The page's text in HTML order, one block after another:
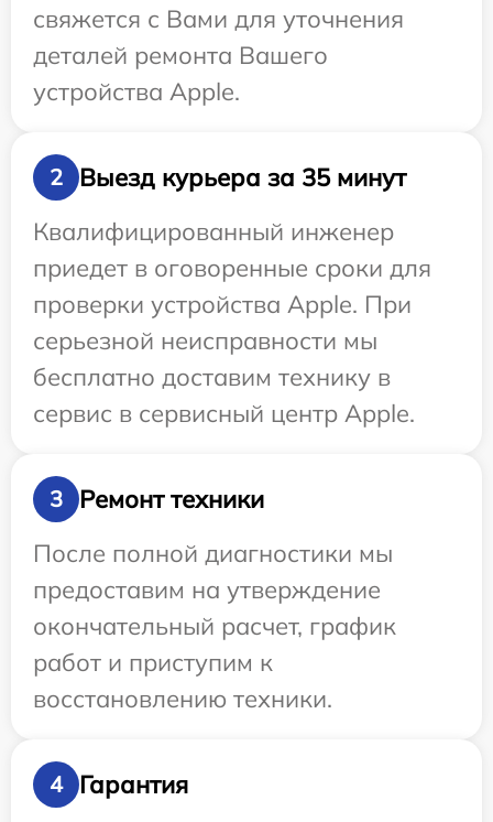
свяжется с Вами для уточнения
деталей ремонта Вашего
устройства Apple.
2
Выезд курьера за 35 минут
Квалифицированный инженер
приедет в оговоренные сроки для
проверки устройства Apple. При
серьезной неисправности мы
бесплатно доставим технику в
сервис в сервисный центр Apple.
3
Ремонт техники
После полной диагностики мы
предоставим на утверждение
окончательный расчет, график
работ и приступим к
восстановлению техники.
4
Гарантия